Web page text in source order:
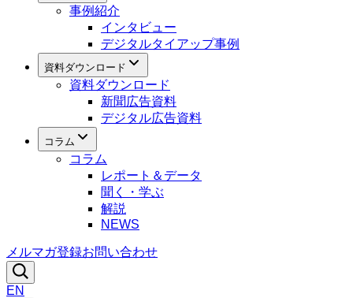
事例紹介
インタビュー
デジタルタイアップ事例
資料ダウンロード
資料ダウンロード
新聞広告資料
デジタル広告資料
コラム
コラム
レポート＆データ
聞く・学ぶ
解説
NEWS
メルマガ登録お問い合わせ
EN